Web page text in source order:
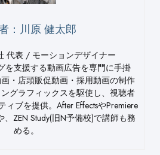
：川原 健太郎
代表 / モーションデザイナー
を支援する動画広告を専門に手掛
・店頭販促動画・採用動画の制作
グラフィックスを駆使し、視聴者
ブを提供。After EffectsやPremiere
ZEN Study(旧N予備校)で講師も務
める。